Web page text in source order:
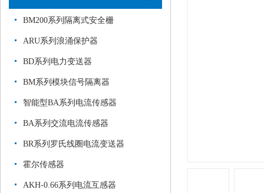
BM200系列隔离式安全栅
ARU系列浪涌保护器
BD系列电力变送器
BM系列模块信号隔离器
智能型BA系列电流传感器
BA系列交流电流传感器
BR系列罗氏线圈电流变送器
霍尔传感器
AKH-0.66系列电流互感器